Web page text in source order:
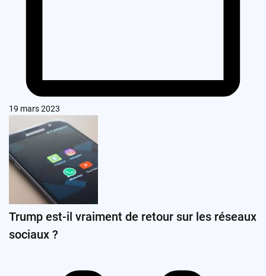
19 mars 2023
Trump est-il vraiment de retour sur les réseaux
sociaux ?